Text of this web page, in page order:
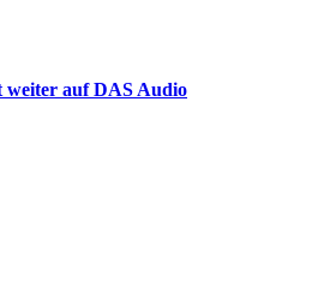
weiter auf DAS Audio